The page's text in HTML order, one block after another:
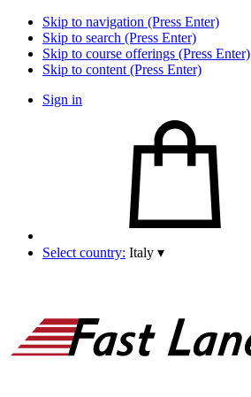
Skip to navigation (Press Enter)
Skip to search (Press Enter)
Skip to course offerings (Press Enter)
Skip to content (Press Enter)
Sign in
Select country: Italy ▾